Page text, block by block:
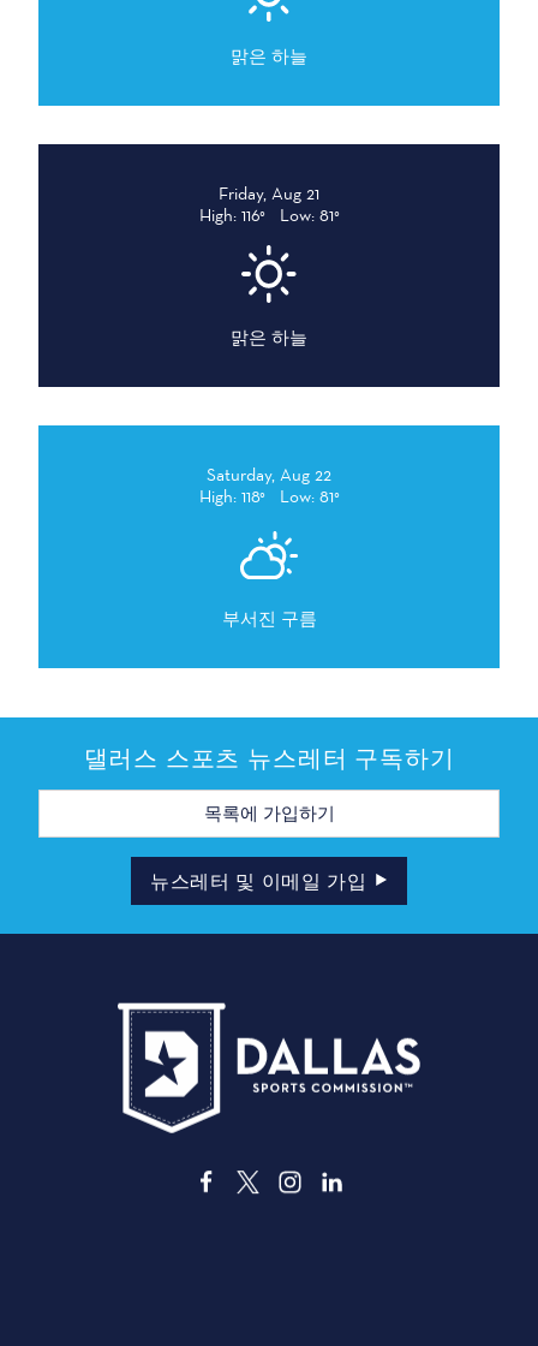
맑은 하늘
Friday, Aug 21
High: 116°
Low: 81°
맑은 하늘
Saturday, Aug 22
High: 118°
Low: 81°
부서진 구름
댈러스 스포츠 뉴스레터 구독하기
이
일
뉴스레터 및 이메일 가입